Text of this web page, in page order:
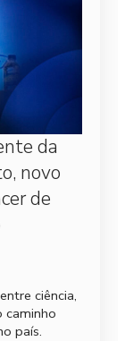
da
novo
de
ciência,
caminho
país.